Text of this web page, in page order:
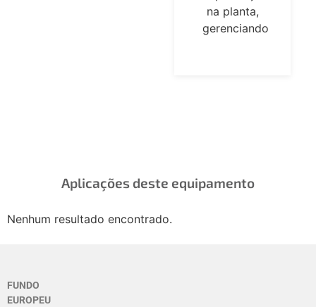
na planta,
gerenciando
Aplicações deste equipamento
Nenhum resultado encontrado.
FUNDO
EUROPEU